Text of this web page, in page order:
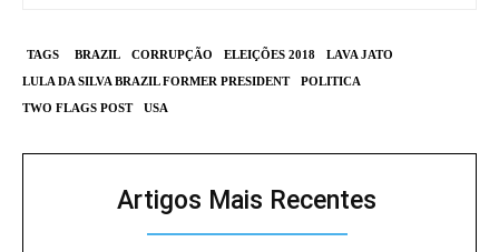
TAGS BRAZIL CORRUPÇÃO ELEIÇÕES 2018
LAVA JATO
LULA DA SILVA BRAZIL FORMER PRESIDENT
POLITICA
TWO FLAGS POST
USA
Artigos Mais Recentes